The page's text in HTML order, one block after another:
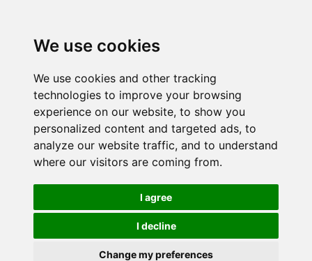
We use cookies
We use cookies and other tracking
technologies to improve your browsing
experience on our website, to show you
personalized content and targeted ads, to
analyze our website traffic, and to understand
where our visitors are coming from.
I agree
I decline
Change my preferences